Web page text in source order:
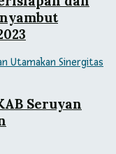
Seruyan